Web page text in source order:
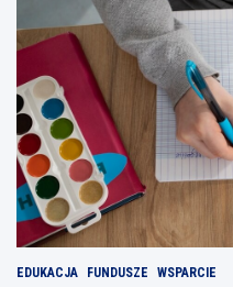
EDUKACJA FUNDUSZE WSPARCIE